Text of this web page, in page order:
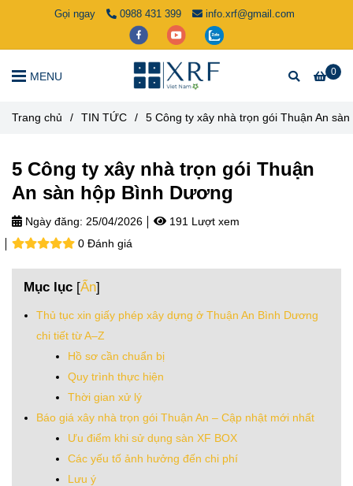
Gọi ngay 0988 431 399 info.xrf@gmail.com
0
MENU
Trang chủ / TIN TỨC / 5 Công ty xây nhà trọn gói Thuận An
5 Công ty xây nhà trọn gói Thuận
An sàn hộp Bình Dương
Ngày đăng: 25/04/2026
191 Lượt xem
0 Đánh giá
Mục lục [Ẩn]
Thủ tục xin giấy phép xây dựng ở Thuận An Bình Dương
chi tiết từ A–Z
Hồ sơ cần chuẩn bị
Quy trình thực hiện
Thời gian xử lý
Báo giá xây nhà trọn gói Thuận An – Cập nhật mới nhất
Ưu điểm khi sử dụng sàn XF BOX
Các yếu tố ảnh hưởng đến chi phí
Lưu ý